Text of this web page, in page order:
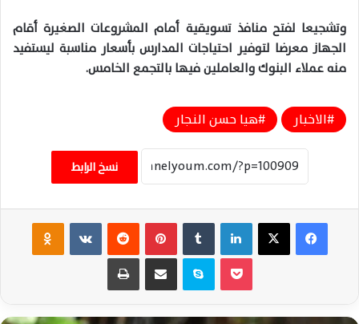
وتشجيعا لفتح منافذ تسويقية أمام المشروعات الصغيرة أقام
الجهاز معرضا لتوفير احتياجات المدارس بأسعار مناسبة ليستفيد
منه عملاء البنوك والعاملين فيها بالتجمع الخامس.
الاخبار هيا حسن النجار
نسخ الرابط
فيسبوك ‫X لينكدإن بينتيريست ‏VKontakte
سكايب مشاركة عبر البريد طباعة